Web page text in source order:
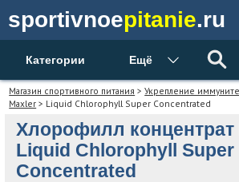
sportivnoepitanie.ru
Категории Ещё
Магазин спортивного питания >Укрепление
Maxler > Liquid Chlorophyll Super Concentrated
Хлорофилл концентрат
Liquid Chlorophyll Super
Concentrated